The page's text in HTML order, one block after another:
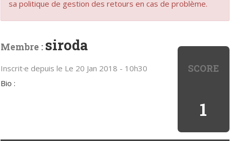
sa politique de gestion des retours en cas de problème.
SCORE
1
Membre : siroda
Inscrit·e depuis le Le 20 Jan 2018 - 10h30
Bio :